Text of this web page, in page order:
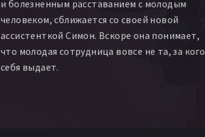
и болезненным расставанием с молодым
человеком, сближается со своей новой
ассистенткой Симон. Вскоре она понимает,
что молодая сотрудница вовсе не та, за кого
себя выдает.